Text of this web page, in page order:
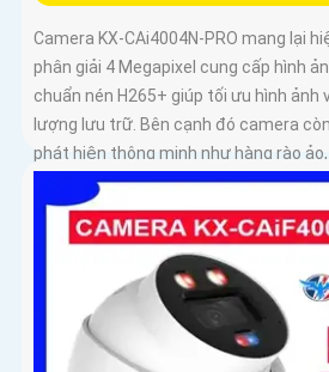
Camera KX-CAi4004N-PRO mang lại
phân giải 4 Megapixel cung cấp hình
chuẩn nén H265+ giúp tối ưu hình ảnh
lượng lưu trữ. Bên cạnh đó camera
phát hiện thông minh như hàng rào
biệt người/xe (SMD Plus) bảo vệ an